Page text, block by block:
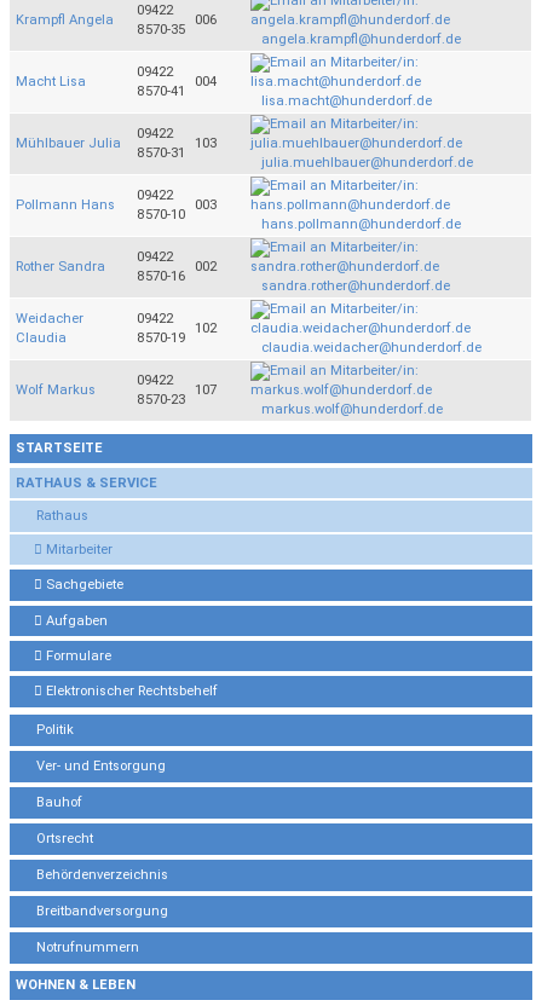
STARTSEITE
RATHAUS & SERVICE
Rathaus
Mitarbeiter
Sachgebiete
Aufgaben
Formulare
Elektronischer Rechtsbehelf
Politik
Ver- und Entsorgung
Bauhof
Ortsrecht
Behördenverzeichnis
Breitbandversorgung
Notrufnummern
WOHNEN & LEBEN
Krampfl Angela
09422
8570-35
006
angela.krampfl@hunderdorf.de
Macht Lisa
09422
8570-41
004
lisa.macht@hunderdorf.de
Mühlbauer Julia
09422
8570-31
103
julia.muehlbauer@hunderdorf.de
Pollmann Hans
09422
8570-10
003
hans.pollmann@hunderdorf.de
Rother Sandra
09422
8570-16
002
sandra.rother@hunderdorf.de
Weidacher
Claudia
09422
8570-19
102
claudia.weidacher@hunderdorf.de
Wolf Markus
09422
8570-23
107
markus.wolf@hunderdorf.de